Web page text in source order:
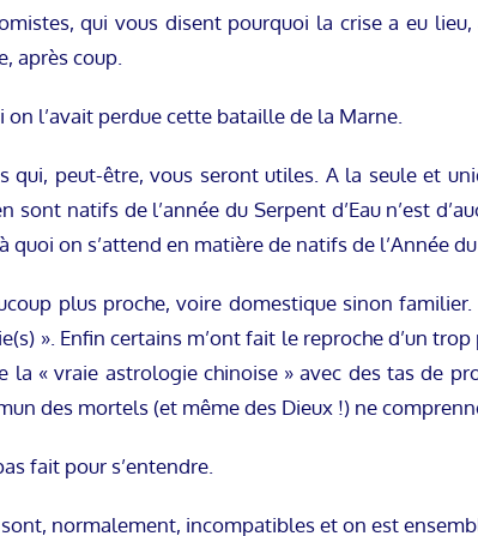
qui vous disent pourquoi la crise a eu
après coup.
l’avait perdue cette bataille de la Marne.
qui, peut-être, vous seront utiles. A la seule et
natifs de l’année du Serpent d’Eau n’est
on s’attend en matière de natifs de l’Année
plus proche, voire domestique sinon
». Enfin certains m’ont fait le reproche d’un
« vraie astrologie chinoise » avec des tas de
des mortels (et même des Dieux !) ne
fait pour s’entendre.
normalement, incompatibles et on est